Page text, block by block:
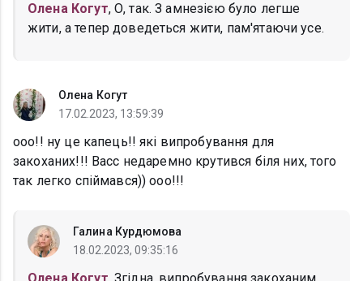
Олена Когут, О, так. З амнезією було легше
жити, а тепер доведеться жити, пам'ятаючи усе.
Олена Когут
17.02.2023, 13:59:39
ооо!! ну це капець!! які випробування для
закоханих!!! Васс недаремно крутився біля них, того
так легко спіймався)) ооо!!!
Галина Курдюмова
18.02.2023, 09:35:16